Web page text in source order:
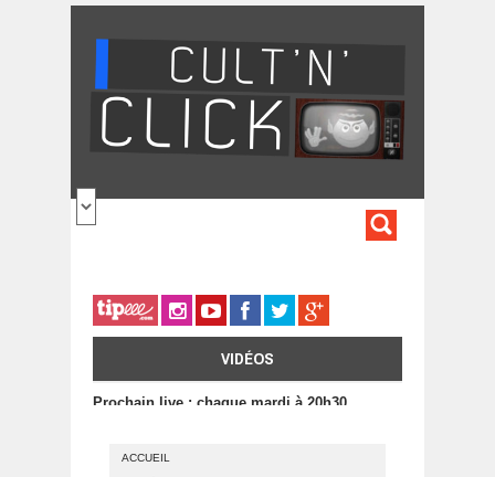
VIDÉOS
Prochain live : chaque mardi à 20h30
ACCUEIL